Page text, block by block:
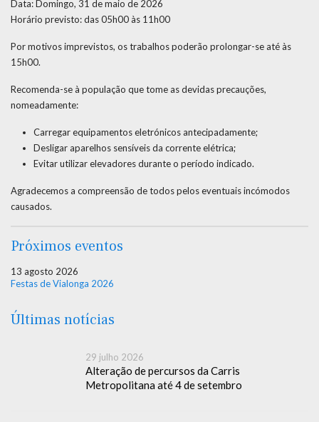
Data: Domingo, 31 de maio de 2026
Horário previsto: das 05h00 às 11h00
Por motivos imprevistos, os trabalhos poderão prolongar-se até às
15h00.
Recomenda-se à população que tome as devidas precauções,
nomeadamente:
Carregar equipamentos eletrónicos antecipadamente;
Desligar aparelhos sensíveis da corrente elétrica;
Evitar utilizar elevadores durante o período indicado.
Agradecemos a compreensão de todos pelos eventuais incómodos
causados.
Próximos eventos
13 agosto 2026
Festas de Vialonga 2026
Últimas notícias
29 julho 2026
Alteração de percursos da Carris
Metropolitana até 4 de setembro